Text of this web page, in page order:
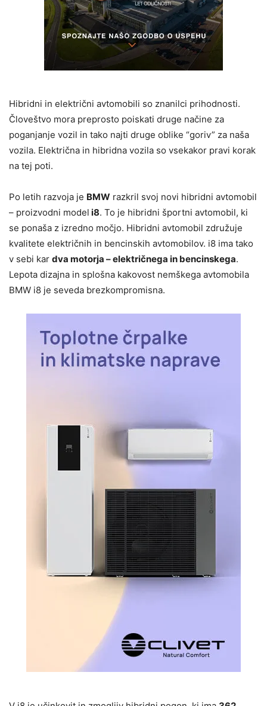
Hibridni in električni avtomobili so znanilci prihodnosti.
Človeštvo mora preprosto poiskati druge načine za
poganjanje vozil in tako najti druge oblike “goriv” za naša
vozila. Električna in hibridna vozila so vsekakor pravi korak
na tej poti.
Po letih razvoja je BMW razkril svoj novi hibridni avtomobil
– proizvodni model i8. To je hibridni športni avtomobil, ki
se ponaša z izredno močjo. Hibridni avtomobil združuje
kvalitete električnih in bencinskih avtomobilov. i8 ima tako
v sebi kar dva motorja – električnega in bencinskega.
Lepota dizajna in splošna kakovost nemškega avtomobila
BMW i8 je seveda brezkompromisna.